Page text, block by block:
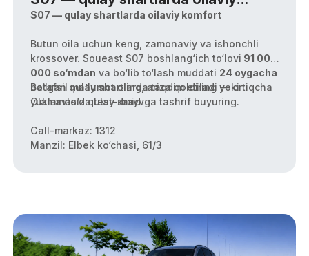
komfort
S07 — qulay shartlarda oilaviy komfort
Butun oila uchun keng, zamonaviy va ishonchli
krossover. Soueast S07 boshlang‘ich to‘lovi 91 000
000 so‘mdan va bo‘lib to‘lash muddati 24 oygacha
bo‘lgan qulay shartlarda taqdim etiladi — ortiqcha
yuklamasiz qulay xarid.
Batafsil ma’lumot oling, ariza qoldiring yoki
Olamavto’da test-drayvga tashrif buyuring.
Call-markaz: 1312
Manzil: Elbek ko‘chasi, 61/3